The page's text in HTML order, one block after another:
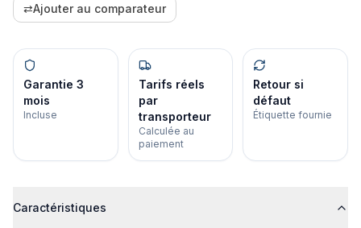
⇄Ajouter au comparateur
Garantie 3
mois
Incluse
Tarifs réels
par
transporteur
Calculée au
paiement
Retour si
défaut
Étiquette fournie
Caractéristiques